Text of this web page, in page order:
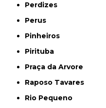
Perdizes
Perus
Pinheiros
Pirituba
Praça da Arvore
Raposo Tavares
Rio Pequeno